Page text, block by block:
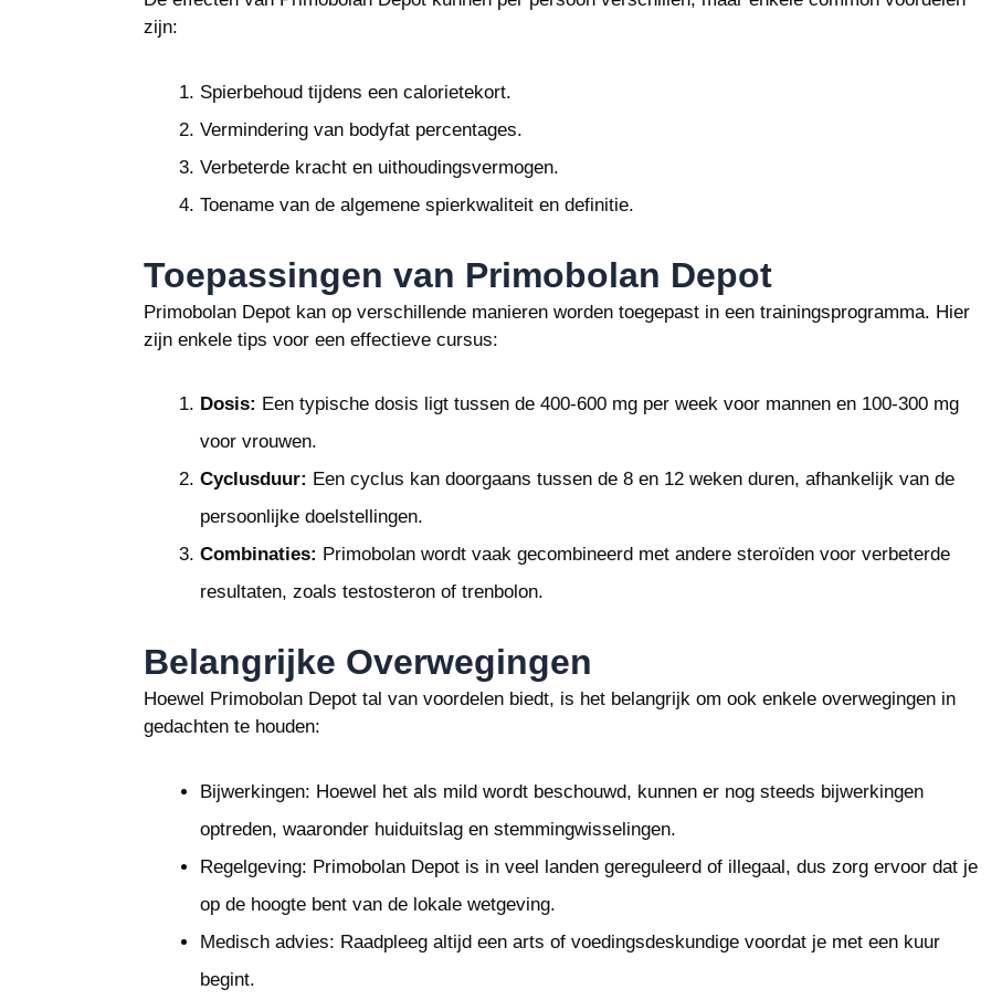
zijn:
Spierbehoud tijdens een calorietekort.
Vermindering van bodyfat percentages.
Verbeterde kracht en uithoudingsvermogen.
Toename van de algemene spierkwaliteit en definitie.
Toepassingen van Primobolan Depot
Primobolan Depot kan op verschillende manieren worden toegepast in een trainingsprogramma. Hier
zijn enkele tips voor een effectieve cursus:
Dosis: Een typische dosis ligt tussen de 400-600 mg per week voor mannen en 100-300 mg
voor vrouwen.
Cyclusduur: Een cyclus kan doorgaans tussen de 8 en 12 weken duren, afhankelijk van de
persoonlijke doelstellingen.
Combinaties: Primobolan wordt vaak gecombineerd met andere steroïden voor verbeterde
resultaten, zoals testosteron of trenbolon.
Belangrijke Overwegingen
Hoewel Primobolan Depot tal van voordelen biedt, is het belangrijk om ook enkele overwegingen in
gedachten te houden:
Bijwerkingen: Hoewel het als mild wordt beschouwd, kunnen er nog steeds bijwerkingen
optreden, waaronder huiduitslag en stemmingwisselingen.
Regelgeving: Primobolan Depot is in veel landen gereguleerd of illegaal, dus zorg ervoor dat je
op de hoogte bent van de lokale wetgeving.
Medisch advies: Raadpleeg altijd een arts of voedingsdeskundige voordat je met een kuur
begint.